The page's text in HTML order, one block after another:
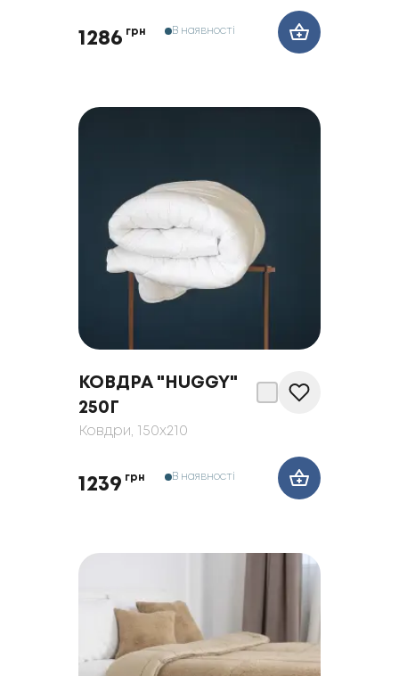
1286 грн В наявності
КОВДРА "HUGGY"
250Г
Ковдри, 150x210
1239 грн В наявності